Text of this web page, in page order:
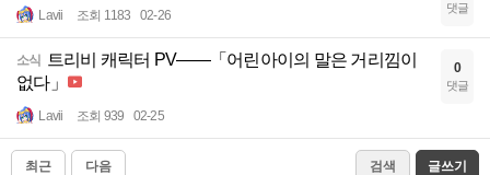
Lavii 조회 1183 02-26 댓글
소식
트리비 캐릭터 PV——「어린아이의 말은 거리낌이
없다」
Lavii 조회 939 02-25
0
댓글
최근 다음 검색 글쓰기